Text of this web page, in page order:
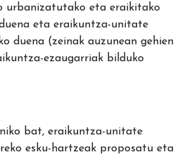
urbanizatutako eta eraikitako
eta eraikuntza-unitate
duena (zeinak auzunean gehien
ezaugarriak bilduko
bat, eraikuntza-unitate
esku-hartzeak proposatu eta